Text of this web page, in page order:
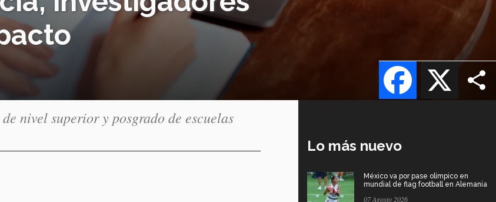
X
Facebook
nivel superior y posgrado de escuelas
Lo más nuevo
México va por pase olímpico en
mundial de flag football en Alemania
07 Agosto 2026